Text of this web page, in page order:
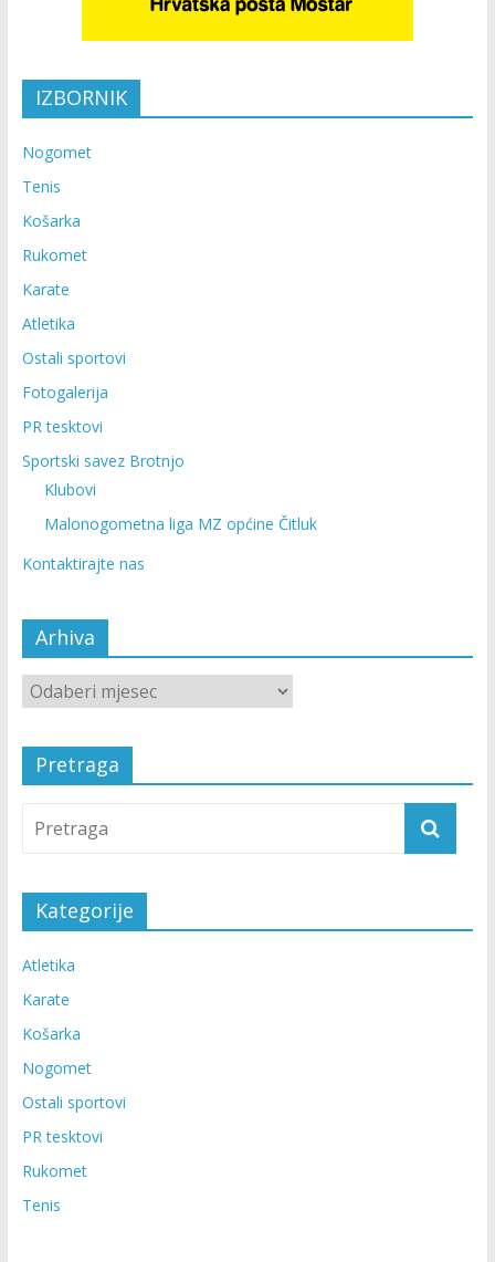
IZBORNIK
Nogomet
Tenis
Košarka
Rukomet
Karate
Atletika
Ostali sportovi
Fotogalerija
PR tesktovi
Sportski savez Brotnjo
Klubovi
Malonogometna liga MZ općine Čitluk
Kontaktirajte nas
Arhiva
Pretraga
Kategorije
Atletika
Karate
Košarka
Nogomet
Ostali sportovi
PR tesktovi
Rukomet
Tenis